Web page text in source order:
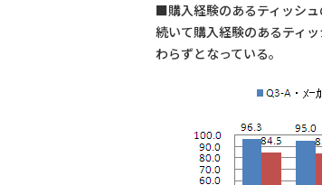
■購入経験のあるティッシ
続いて購入経験のあるティ
わらずとなっている。